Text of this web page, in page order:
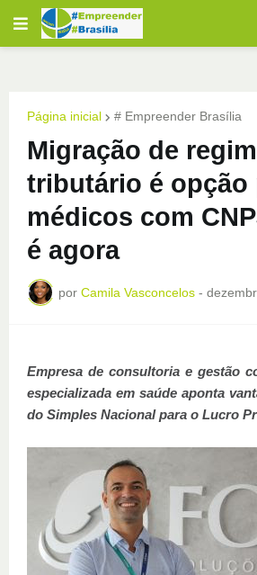
Página inicial # Empreender Brasília
Migração de
tributário é opção
médicos com
é agora
por Camila Vasconcelos -
Empresa de consultoria e gestão
especializada em saúde aponta
do Simples Nacional para o Lucro